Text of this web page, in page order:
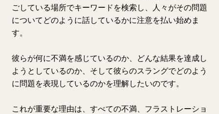
ごしている場所でキーワードを検索し、人々がその問題
についてどのように話しているかに注意を払い始めま
す。
彼らが何に不満を感じているのか、どんな結果を達成し
ようとしているのか、そして彼らのスラングでどのよう
に問題を表現しているのかを理解したいのです。
これが重要な理由は、すべての不満、フラストレーショ